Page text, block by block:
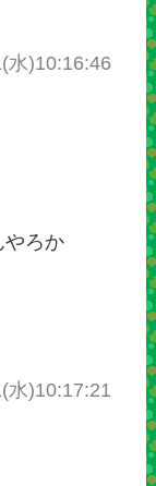
水)10:16:46
やろか
水)10:17:21